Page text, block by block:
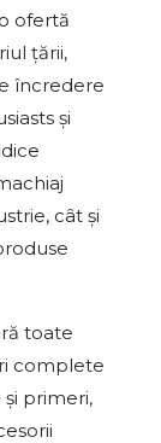
ofertă
țării,
încredere
și
cât și
toate
complete
primeri,